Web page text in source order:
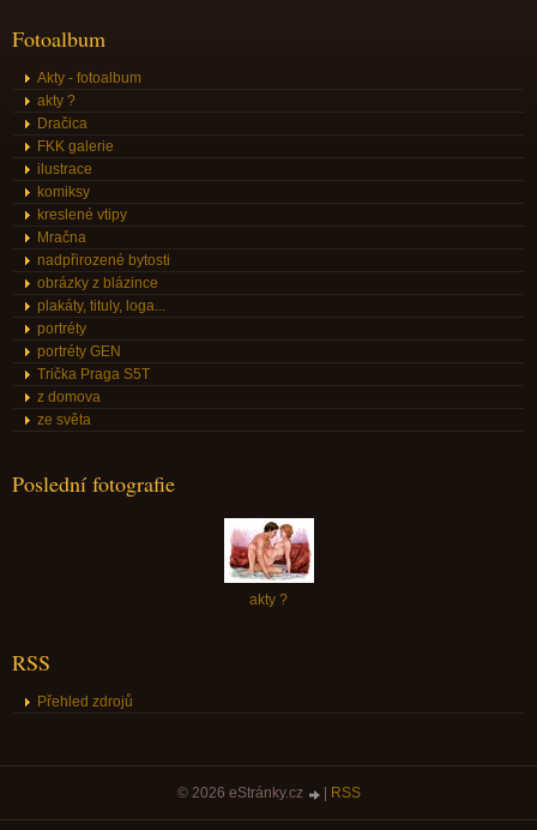
Fotoalbum
Akty - fotoalbum
akty ?
Dračica
FKK galerie
ilustrace
komiksy
kreslené vtipy
Mračna
nadpřirozené bytosti
obrázky z blázince
plakáty, tituly, loga...
portréty
portréty GEN
Trička Praga S5T
z domova
ze světa
Poslední fotografie
akty ?
RSS
Přehled zdrojů
© 2026 eStránky.cz | RSS